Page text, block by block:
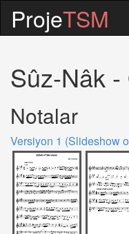
ProjeTSM
Sûz-Nâk -
Notalar
Versiyon 1 (Slideshow